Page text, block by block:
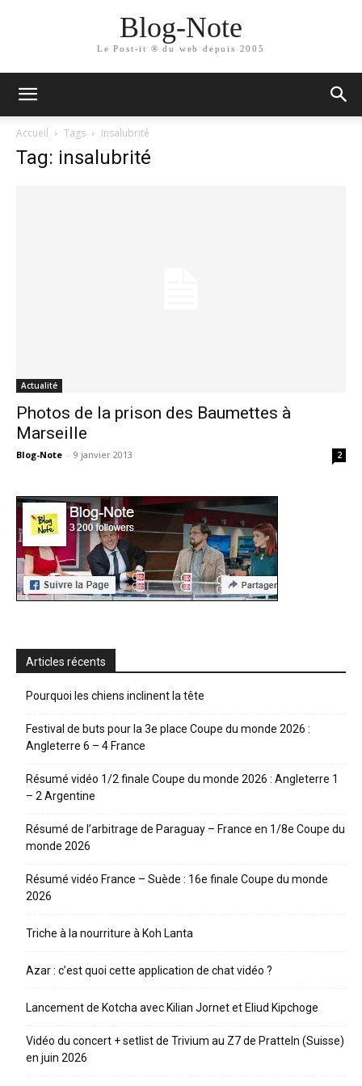
Blog-Note
Le Post-it ® du web depuis 2005
Accueil Tags Insalubrité
Tag: insalubrité
Actualité
Photos de la prison des Baumettes à
Marseille
Blog-Note - 9 janvier 2013 2
Articles récents
Pourquoi les chiens inclinent la tête
Festival de buts pour la 3e place Coupe du monde 2026 :
Angleterre 6 – 4 France
Résumé vidéo 1/2 finale Coupe du monde 2026 : Angleterre 1
– 2 Argentine
Résumé de l’arbitrage de Paraguay – France en 1/8e Coupe du
monde 2026
Résumé vidéo France – Suède : 16e finale Coupe du monde
2026
Triche à la nourriture à Koh Lanta
Azar : c’est quoi cette application de chat vidéo ?
Lancement de Kotcha avec Kilian Jornet et Eliud Kipchoge
Vidéo du concert + setlist de Trivium au Z7 de Pratteln (Suisse)
en juin 2026